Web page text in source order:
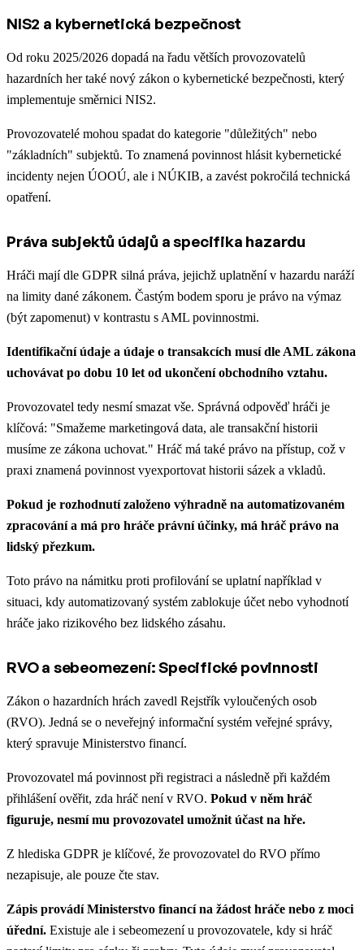
NIS2 a kybernetická bezpečnost
Od roku 2025/2026 dopadá na řadu větších provozovatelů
hazardních her také nový zákon o kybernetické bezpečnosti, který
implementuje směrnici NIS2.
Provozovatelé mohou spadat do kategorie "důležitých" nebo
"základních" subjektů. To znamená povinnost hlásit kybernetické
incidenty nejen ÚOOÚ, ale i NÚKIB, a zavést pokročilá technická
opatření.
Práva subjektů údajů a specifika hazardu
Hráči mají dle GDPR silná práva, jejichž uplatnění v hazardu naráží
na limity dané zákonem. Častým bodem sporu je právo na výmaz
(být zapomenut) v kontrastu s AML povinnostmi.
Identifikační údaje a údaje o transakcích musí dle AML zákona
uchovávat po dobu 10 let od ukončení obchodního vztahu.
Provozovatel tedy nesmí smazat vše. Správná odpověď hráči je
klíčová: "Smažeme marketingová data, ale transakční historii
musíme ze zákona uchovat." Hráč má také právo na přístup, což v
praxi znamená povinnost vyexportovat historii sázek a vkladů.
Pokud je rozhodnutí založeno výhradně na automatizovaném
zpracování a má pro hráče právní účinky, má hráč právo na
lidský přezkum.
Toto právo na námitku proti profilování se uplatní například v
situaci, kdy automatizovaný systém zablokuje účet nebo vyhodnotí
hráče jako rizikového bez lidského zásahu.
RVO a sebeomezení: Specifické povinnosti
Zákon o hazardních hrách zavedl Rejstřík vyloučených osob
(RVO). Jedná se o neveřejný informační systém veřejné správy,
který spravuje Ministerstvo financí.
Provozovatel má povinnost při registraci a následně při každém
přihlášení ověřit, zda hráč není v RVO. Pokud v něm hráč
figuruje, nesmí mu provozovatel umožnit účast na hře.
Z hlediska GDPR je klíčové, že provozovatel do RVO přímo
nezapisuje, ale pouze čte stav.
Zápis provádí Ministerstvo financí na žádost hráče nebo z moci
úřední. Existuje ale i sebeomezení u provozovatele, kdy si hráč